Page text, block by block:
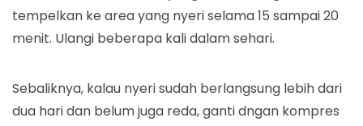
tempelkan ke area yang nyeri selama 15 sampai 20
menit. Ulangi beberapa kali dalam sehari.
Sebaliknya, kalau nyeri sudah berlangsung lebih dari
dua hari dan belum juga reda, ganti dngan kompres